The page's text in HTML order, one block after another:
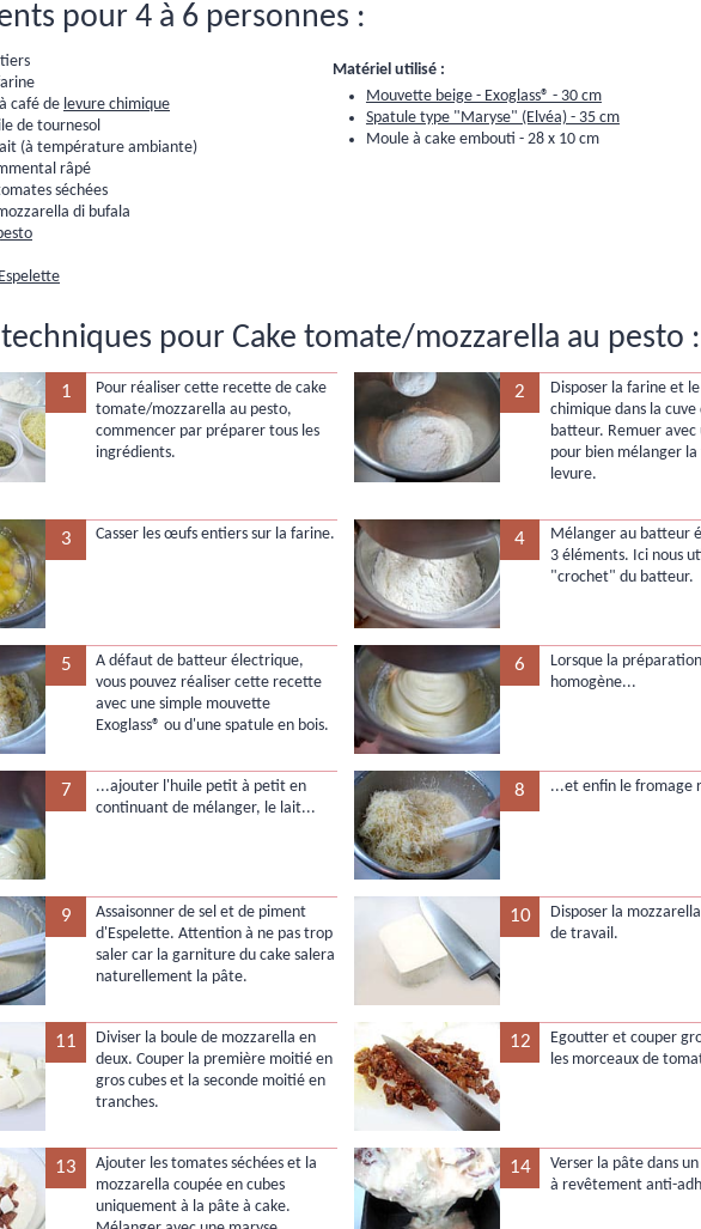
pour 4 à 6 personnes :
café de levure chimique
de tournesol
(à température ambiante)
râpé
séchées
di bufala
Matériel utilisé :
Mouvette beige - Exoglass® - 30 cm
Spatule type "Maryse" (Elvéa) - 35 cm
Moule à cake embouti - 28 x 10 cm
techniques pour Cake tomate/mozzarella au pesto :
1
Pour réaliser cette recette de cake
tomate/mozzarella au pesto,
commencer par préparer tous les
ingrédients.
2
Disposer la farine et
chimique dans la
batteur. Remuer avec
pour bien mélanger
levure.
3 Casser les œufs entiers sur la farine. 4
Mélanger au batteur
3 éléments. Ici nous
"crochet" du batteur.
5
A défaut de batteur électrique,
vous pouvez réaliser cette recette
avec une simple mouvette
Exoglass® ou d'une spatule en bois.
6
Lorsque la
homogène...
7
...ajouter l'huile petit à petit en
continuant de mélanger, le lait...
8 ...et enfin le fromage
9
Assaisonner de sel et de piment
d'Espelette. Attention à ne pas trop
saler car la garniture du cake salera
naturellement la pâte.
10
Disposer la
de travail.
11
Diviser la boule de mozzarella en
deux. Couper la première moitié en
gros cubes et la seconde moitié en
tranches.
12
Egoutter et couper
les morceaux de
13
Ajouter les tomates séchées et la
mozzarella coupée en cubes
uniquement à la pâte à cake.
14
Verser la pâte dans
à revêtement anti-